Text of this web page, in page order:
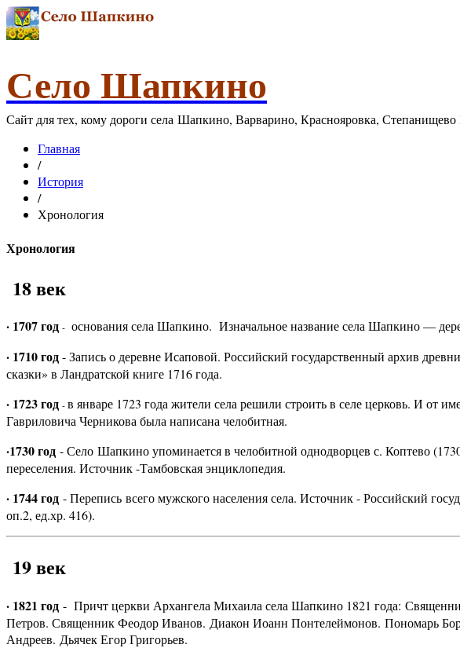
Село Шапкино
Сайт для тех, кому дороги села Шапкино, Варварино, Краснояровка,
Главная
/
История
/
Хронология
Хронология
18 век
· 1707 год - основания села Шапкино. Изначальное название села Шапкино —
· 1710 год- Запись о деревне Исаповой. Российский государственный архив
сказки» в Ландратской книге 1716 года.
· 1723 год -в январе 1723 года жители села решили строить в селе церковь. И от
Гавриловича Черникова была написана челобитная.
·1730 год - Село Шапкино упоминается в челобитной однодворцев с. Коптево
переселения. Источник -Тамбовская энциклопедия.
· 1744 год - Перепись всего мужского населения села. Источник - Российский
оп.2, ед.хр. 416).
19 век
· 1821 год - Причт церкви Архангела Михаила села Шапкино 1821 года:
Петров. Священник Феодор Иванов. Диакон Иоанн Понтелеймонов. Пономарь
Андреев. Дьячек Егор Григорьев.